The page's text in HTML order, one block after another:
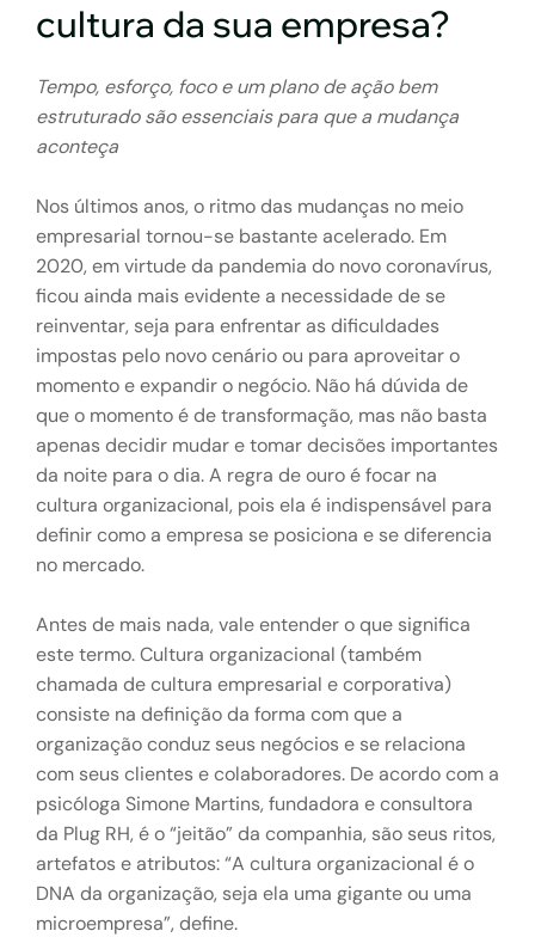
cultura da sua empresa?
Tempo, esforço, foco e um plano de ação bem
estruturado são essenciais para que a mudança
aconteça
Nos últimos anos, o ritmo das mudanças no meio
empresarial tornou-se bastante acelerado. Em
2020, em virtude da pandemia do novo coronavírus,
ficou ainda mais evidente a necessidade de se
reinventar, seja para enfrentar as dificuldades
impostas pelo novo cenário ou para aproveitar o
momento e expandir o negócio. Não há dúvida de
que o momento é de transformação, mas não basta
apenas decidir mudar e tomar decisões importantes
da noite para o dia. A regra de ouro é focar na
cultura organizacional, pois ela é indispensável para
definir como a empresa se posiciona e se diferencia
no mercado.
Antes de mais nada, vale entender o que significa
este termo. Cultura organizacional (também
chamada de cultura empresarial e corporativa)
consiste na definição da forma com que a
organização conduz seus negócios e se relaciona
com seus clientes e colaboradores. De acordo com a
psicóloga Simone Martins, fundadora e consultora
da Plug RH, é o “jeitão” da companhia, são seus ritos,
artefatos e atributos: “A cultura organizacional é o
DNA da organização, seja ela uma gigante ou uma
microempresa”, define.